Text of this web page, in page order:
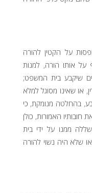
על הקטין להורה
אותו הורה, למנות
שיקבע בית המשפט;
או שאינו מסוגל למלא
בהחלטה מנומקת, כי
האמורות, כולן
ממנו על ידי בית
שלא היה נשוי להורה